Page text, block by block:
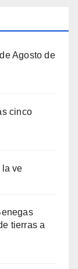
Agosto de
cinco
la ve
tierras a